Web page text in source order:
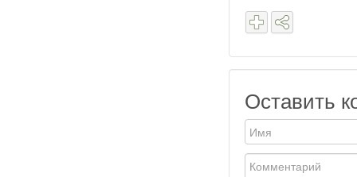
Оставить